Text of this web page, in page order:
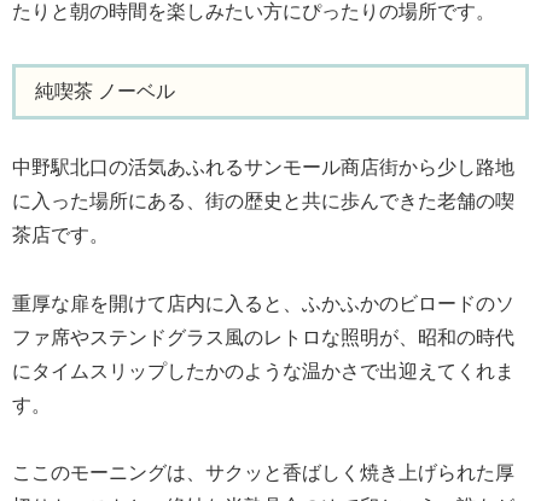
たりと朝の時間を楽しみたい方にぴったりの場所です。
純喫茶 ノーベル
中野駅北口の活気あふれるサンモール商店街から少し路地
に入った場所にある、街の歴史と共に歩んできた老舗の喫
茶店です。
重厚な扉を開けて店内に入ると、ふかふかのビロードのソ
ファ席やステンドグラス風のレトロな照明が、昭和の時代
にタイムスリップしたかのような温かさで出迎えてくれま
す。
ここのモーニングは、サクッと香ばしく焼き上げられた厚